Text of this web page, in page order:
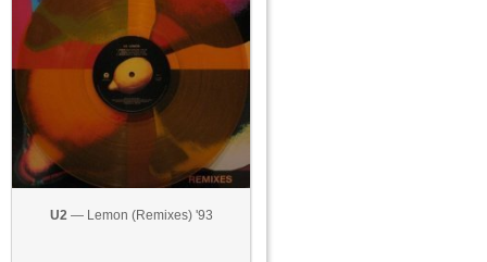
U2— Lemon (Remixes) '93